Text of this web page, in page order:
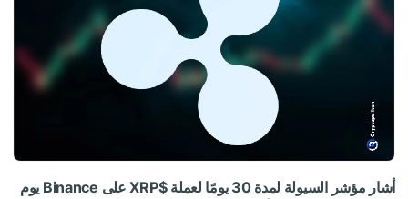
أشار مؤشر السيولة لمدة 30 يومًا لعملة $XRP
على Binance يوم